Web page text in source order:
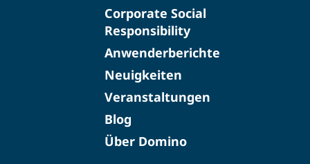
Corporate Social
Responsibility
Anwenderberichte
Neuigkeiten
Veranstaltungen
Blog
Über Domino